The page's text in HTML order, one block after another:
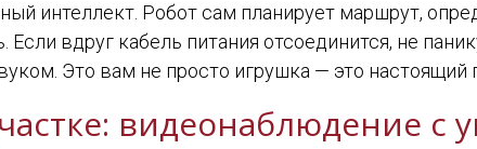
интеллект. Робот сам планирует маршрут,
Если вдруг кабель питания отсоединится, не
Это вам не просто игрушка — это настоящий
видеонаблюдение с